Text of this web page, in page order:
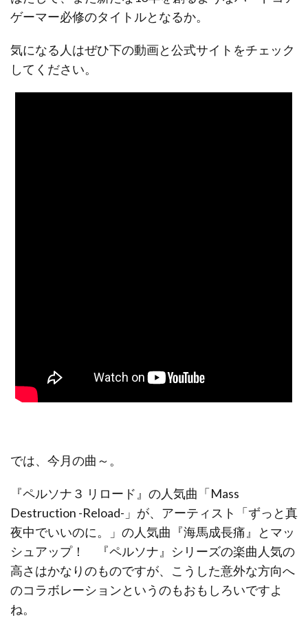
ゲーマー必修のタイトルとなるか。
気になる人はぜひ下の動画と公式サイトをチェック
してください。
では、今月の曲～。
『ペルソナ３ リロード』の人気曲「Mass
Destruction -Reload-」が、アーティスト「ずっと真
夜中でいいのに。」の人気曲『海馬成長痛』とマッ
シュアップ！ 『ペルソナ』シリーズの楽曲人気の
高さはかなりのものですが、こうした意外な方向へ
のコラボレーションというのもおもしろいですよ
ね。